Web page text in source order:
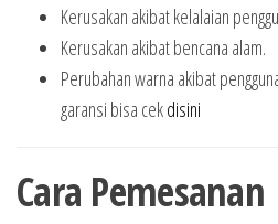
Kerusakan akibat kelalaian
Kerusakan akibat bencana alam.
Perubahan warna akibat
garansi bisa cekdisini
Cara Pemesanan